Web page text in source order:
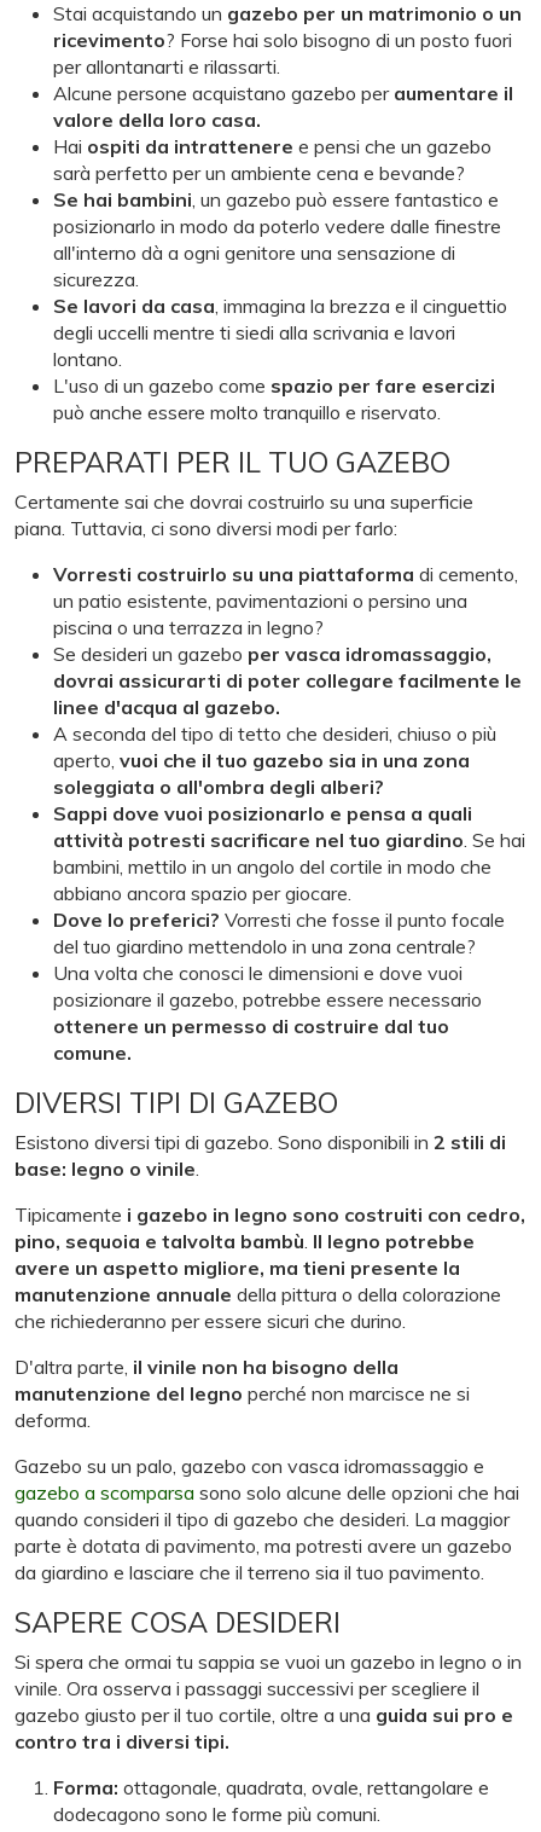
Stai acquistando un gazebo per un matrimonio o un
ricevimento? Forse hai solo bisogno di un posto fuori
per allontanarti e rilassarti.
Alcune persone acquistano gazebo peraumentare il
valore della loro casa.
Hai ospiti da intrattenere e pensi che un gazebo
sarà perfetto per un ambiente cena e bevande?
Se hai bambini, un gazebo può essere fantastico e
posizionarlo in modo da poterlo vedere dalle finestre
all'interno dà a ogni genitore una sensazione di
sicurezza.
Se lavori da casa, immagina la brezza e il cinguettio
degli uccelli mentre ti siedi alla scrivania e lavori
lontano.
L'uso di un gazebo come spazio per fare esercizi
può anche essere molto tranquillo e riservato.
PREPARATI PER IL TUO GAZEBO
Certamente sai che dovrai costruirlo su una superficie
piana. Tuttavia, ci sono diversi modi per farlo:
Vorresti costruirlo su una piattaforma di cemento,
un patio esistente, pavimentazioni o persino una
piscina o una terrazza in legno?
Se desideri un gazebo per vasca idromassaggio,
dovrai assicurarti di poter collegare facilmente le
linee d'acqua al gazebo.
A seconda del tipo di tetto che desideri, chiuso o più
aperto, vuoi che il tuo gazebo sia in una zona
soleggiata o all'ombra degli alberi?
Sappi dove vuoi posizionarlo e pensa a quali
attività potresti sacrificare nel tuo giardino. Se hai
bambini, mettilo in un angolo del cortile in modo che
abbiano ancora spazio per giocare.
Dove lo preferici? Vorresti che fosse il punto focale
del tuo giardino mettendolo in una zona centrale?
Una volta che conosci le dimensioni e dove vuoi
posizionare il gazebo, potrebbe essere necessario
ottenere un permesso di costruire dal tuo
comune.
DIVERSI TIPI DI GAZEBO
Esistono diversi tipi di gazebo. Sono disponibili in 2 stili di
base: legno o vinile.
Tipicamente i gazebo in legno sono costruiti con cedro,
pino, sequoia e talvolta bambù. Il legno potrebbe
avere un aspetto migliore, ma tieni presente la
manutenzione annuale della pittura o della colorazione
che richiederanno per essere sicuri che durino.
D'altra parte, il vinile non ha bisogno della
manutenzione del legno perché non marcisce ne si
deforma.
Gazebo su un palo, gazebo con vasca idromassaggio e
gazebo a scomparsa sono solo alcune delle opzioni che hai
quando consideri il tipo di gazebo che desideri. La maggior
parte è dotata di pavimento, ma potresti avere un gazebo
da giardino e lasciare che il terreno sia il tuo pavimento.
SAPERE COSA DESIDERI
Si spera che ormai tu sappia se vuoi un gazebo in legno o in
vinile. Ora osserva i passaggi successivi per scegliere il
gazebo giusto per il tuo cortile, oltre a una guida sui pro e
contro tra i diversi tipi.
Forma: ottagonale, quadrata, ovale, rettangolare e
dodecagono sono le forme più comuni.